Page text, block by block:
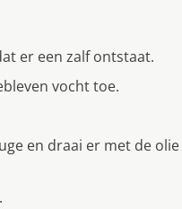
er een zalf ontstaat.
vocht toe.
en draai er met de